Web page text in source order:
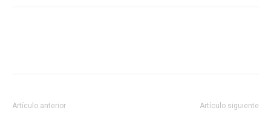
Artículo anterior Artículo siguiente